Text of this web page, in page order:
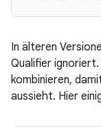
In älteren
Qualifier
kombinieren,
aussieht. Hier